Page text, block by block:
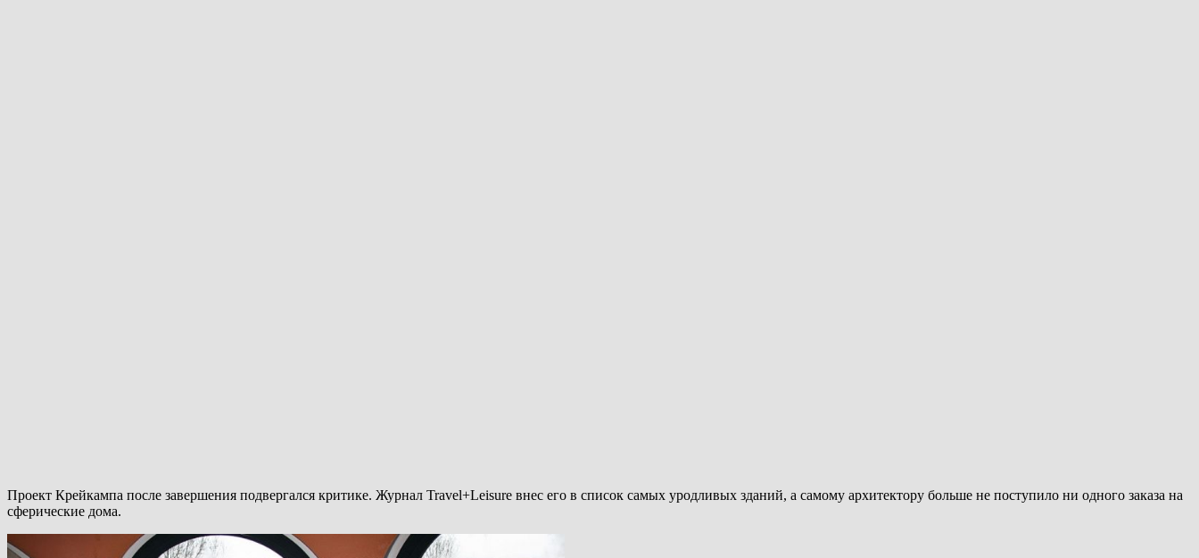
Проект Крейкампа после завершения подвергался критике. Журнал Travel+Leisure внес его в список самых уродливых зданий, а самому архитектору больше не поступило ни одного заказа на
сферические дома.